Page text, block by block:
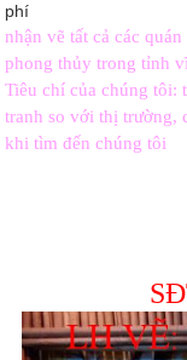
phí
nhận vẽ tất cả các
phong thủy trong tỉnh
Tiêu chí của chúng tôi:
tranh so với thị trường,
khi tìm đến chúng tôi